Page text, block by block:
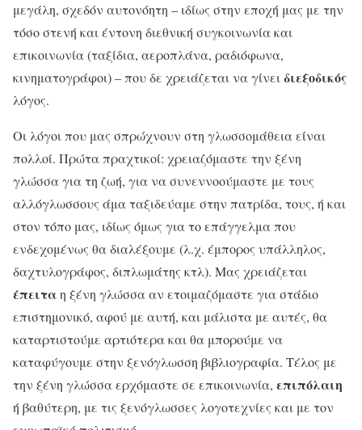
μεγάλη, σχεδόν αυτονόητη – ιδίως στην εποχή μας με την
τόσο στενή και έντονη διεθνική συγκοινωνία και
επικοινωνία (ταξίδια, αεροπλάνα, ραδιόφωνα,
κινηματογράφοι) – που δε χρειάζεται να γίνειδιεξοδικός
λόγος.
Οι λόγοι που μας σπρώχνουν στη γλωσσομάθεια είναι
πολλοί. Πρώτα πραχτικοί: χρειαζόμαστε την ξένη
γλώσσα για τη ζωή, για να συνεννοούμαστε με τους
αλλόγλωσσους άμα ταξιδεύαμε στην πατρίδα, τους, ή και
στον τόπο μας, ιδίως όμως για το επάγγελμα που
ενδεχομένως θα διαλέξουμε (λ.χ. έμπορος υπάλληλος,
δαχτυλογράφος, διπλωμάτης κτλ). Μας χρειάζεται
έπειταη ξένη γλώσσα αν ετοιμαζόμαστε για στάδιο
επιστημονικό, αφού με αυτή, και μάλιστα με αυτές, θα
καταρτιστούμε αρτιότερα και θα μπορούμε να
καταφύγουμε στην ξενόγλωσση βιβλιογραφία. Τέλος με
την ξένη γλώσσα ερχόμαστε σε επικοινωνία, επιπόλαιη
ή βαθύτερη, με τις ξενόγλωσσες λογοτεχνίες και με τον